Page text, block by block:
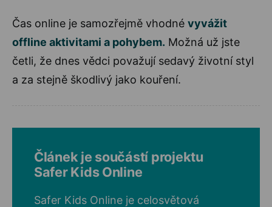
Čas online je samozřejmě vhodné vyvážit
offline aktivitami a pohybem. Možná už jste
četli, že dnes vědci považují sedavý životní styl
a za stejně škodlivý jako kouření.
Článek je součástí projektu
Safer Kids Online
Safer Kids Online je celosvětová